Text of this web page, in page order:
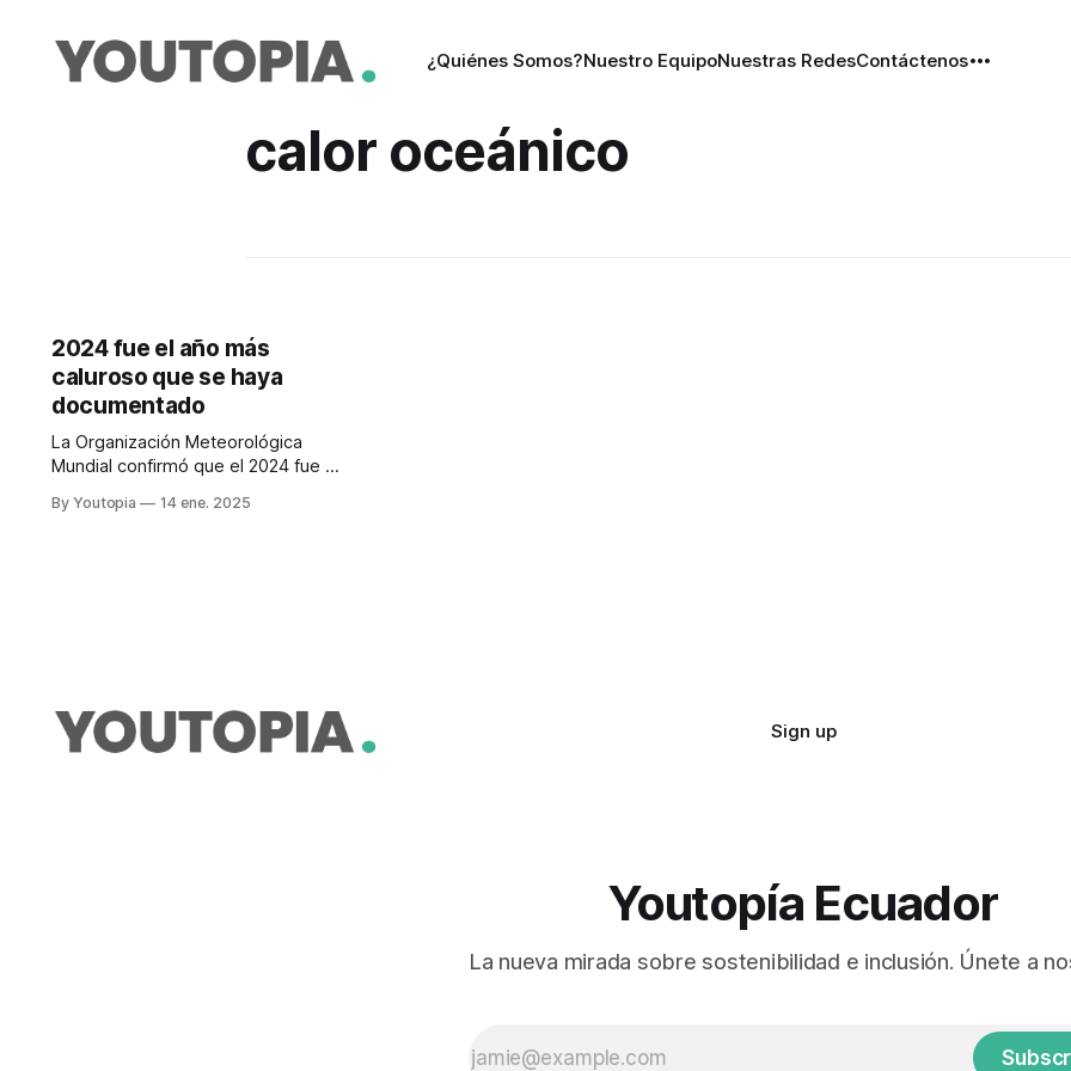
¿Quiénes Somos?Nuestro EquipoNuestras RedesContáctenos
calor oceánico
2024 fue el año más
caluroso que se haya
documentado
La Organización Meteorológica
Mundial confirmó que el 2024 fue el
constancia, en los registros
By Youtopia 14 ene. 2025
Sign up
Youtopía Ecuador
La nueva mirada sobre sostenibilidad e inclusión. Únete a